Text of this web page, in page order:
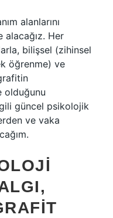
alanlarını
alacağız. Her
bilişsel (zihinsel
öğrenme) ve
olduğunu
güncel psikolojik
ve vaka